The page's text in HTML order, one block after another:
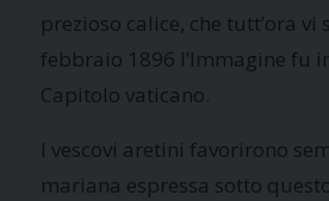
prezioso calice, che tutt’ora vi
febbraio 1896 l’Immagine fu
Capitolo vaticano.
I vescovi aretini favorirono
mariana espressa sotto